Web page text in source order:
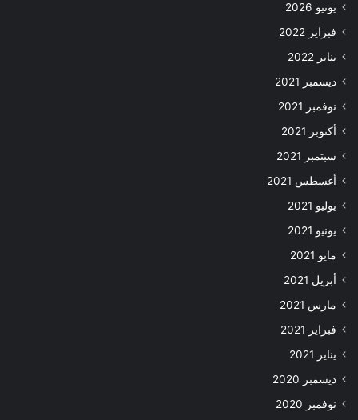
يونيو 2026
فبراير 2022
يناير 2022
ديسمبر 2021
نوفمبر 2021
أكتوبر 2021
سبتمبر 2021
أغسطس 2021
يوليو 2021
يونيو 2021
مايو 2021
أبريل 2021
مارس 2021
فبراير 2021
يناير 2021
ديسمبر 2020
نوفمبر 2020